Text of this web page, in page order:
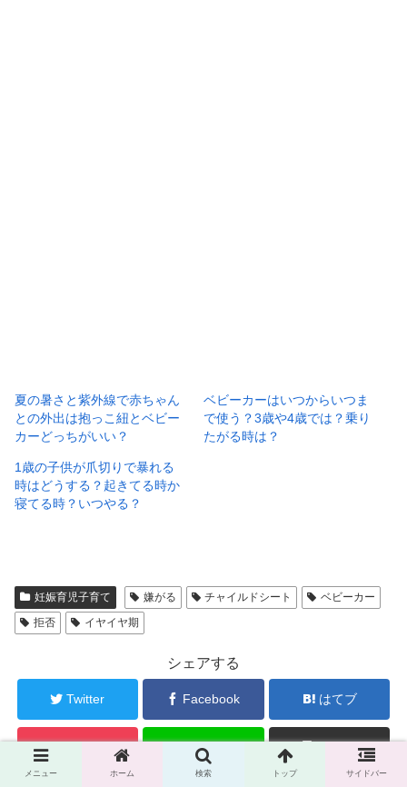
夏の暑さと紫外線で赤ちゃん
との外出は抱っこ紐とベビー
カーどっちがいい？
ベビーカーはいつからいつま
で使う？3歳や4歳では？乗り
たがる時は？
1歳の子供が爪切りで暴れる
時はどうする？起きてる時か
寝てる時？いつやる？
妊娠育児子育て 嫌がる チャイルドシート
ベビーカー
拒否
イヤイヤ期
シェアする
Twitter Facebook はてブ
LINE
メニュー ホーム 検索 トップ サイドバー